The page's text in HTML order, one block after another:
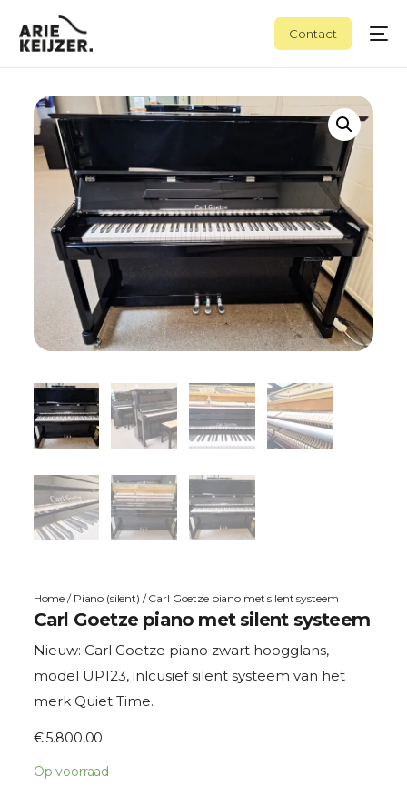
Contact
Home / Piano (silent) / Carl Goetze piano met silent systeem
Carl Goetze piano met silent systeem
Nieuw: Carl Goetze piano zwart hoogglans,
model UP123, inlcusief silent systeem van het
merk Quiet Time.
€5.800,00
Op voorraad